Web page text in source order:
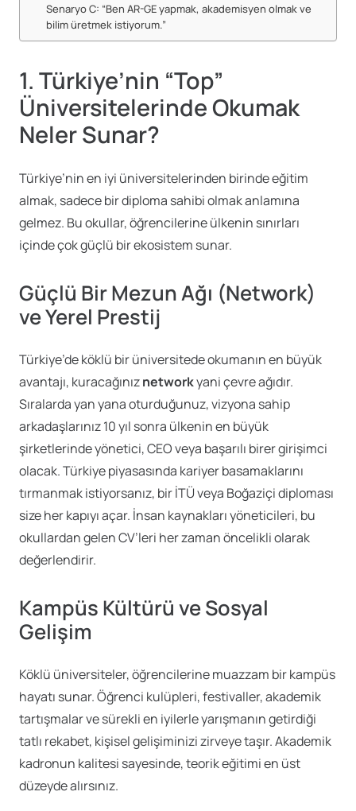
Senaryo C: “Ben AR-GE yapmak, akademisyen olmak ve
bilim üretmek istiyorum.”
1. Türkiye’nin “Top”
Üniversitelerinde Okumak
Neler Sunar?
Türkiye’nin en iyi üniversitelerinden birinde eğitim
almak, sadece bir diploma sahibi olmak anlamına
gelmez. Bu okullar, öğrencilerine ülkenin sınırları
içinde çok güçlü bir ekosistem sunar.
Güçlü Bir Mezun Ağı (Network)
ve Yerel Prestij
Türkiye’de köklü bir üniversitede okumanın en büyük
avantajı, kuracağınıznetworkyani çevre ağıdır.
Sıralarda yan yana oturduğunuz, vizyona sahip
arkadaşlarınız 10 yıl sonra ülkenin en büyük
şirketlerinde yönetici, CEO veya başarılı birer girişimci
olacak. Türkiye piyasasında kariyer basamaklarını
tırmanmak istiyorsanız, bir İTÜ veya Boğaziçi diploması
size her kapıyı açar. İnsan kaynakları yöneticileri, bu
okullardan gelen CV’leri her zaman öncelikli olarak
değerlendirir.
Kampüs Kültürü ve Sosyal
Gelişim
Köklü üniversiteler, öğrencilerine muazzam bir kampüs
hayatı sunar. Öğrenci kulüpleri, festivaller, akademik
tartışmalar ve sürekli en iyilerle yarışmanın getirdiği
tatlı rekabet, kişisel gelişiminizi zirveye taşır. Akademik
kadronun kalitesi sayesinde, teorik eğitimi en üst
düzeyde alırsınız.